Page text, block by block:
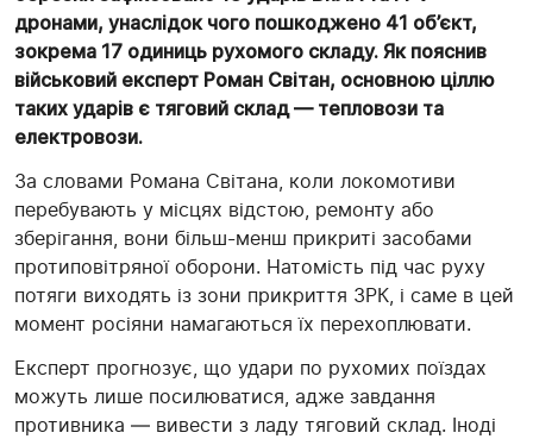
дронами, унаслідок чого пошкоджено 41 об’єкт,
зокрема 17 одиниць рухомого складу. Як пояснив
військовий експерт Роман Світан, основною ціллю
таких ударів є тяговий склад — тепловози та
електровози.
За словами Романа Світана, коли локомотиви
перебувають у місцях відстою, ремонту або
зберігання, вони більш-менш прикриті засобами
протиповітряної оборони. Натомість під час руху
потяги виходять із зони прикриття ЗРК, і саме в цей
момент росіяни намагаються їх перехоплювати.
Експерт прогнозує, що удари по рухомих поїздах
можуть лише посилюватися, адже завдання
противника — вивести з ладу тяговий склад. Іноді